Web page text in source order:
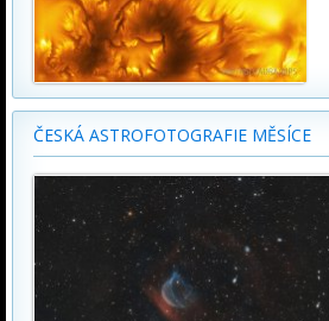
ČESKÁ ASTROFOTOGRAFIE MĚSÍCE